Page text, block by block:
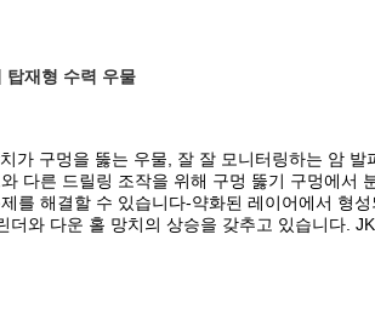
탑재형 수력 우물
구멍을 뚫는 우물, 잘 잘 모니터링하는 암 발
다른 드릴링 조작을 위해 구멍 뚫기 구멍에서
를 해결할 수 있습니다-약화된 레이어에서 형
와 다운 홀 망치의 상승을 갖추고 있습니다.